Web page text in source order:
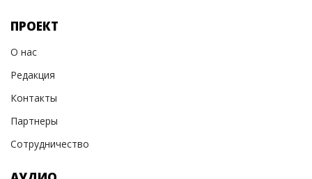
ПРОЕКТ
О нас
Редакция
Контакты
Партнеры
Сотрудничество